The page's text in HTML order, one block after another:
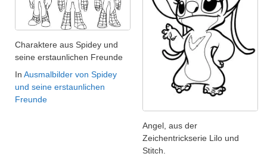
Charaktere aus Spidey und
seine erstaunlichen Freunde
In Ausmalbilder von Spidey
und seine erstaunlichen
Freunde
Angel, aus der
Zeichentrickserie Lilo und
Stitch.